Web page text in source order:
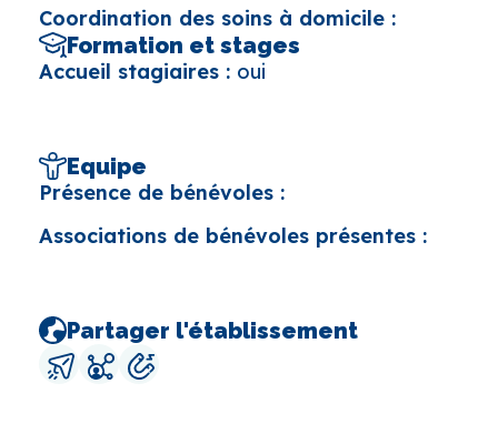
Coordination des soins à domicile :
Formation et stages
Accueil stagiaires : oui
Equipe
Présence de bénévoles :
Associations de bénévoles présentes :
Partager l'établissement